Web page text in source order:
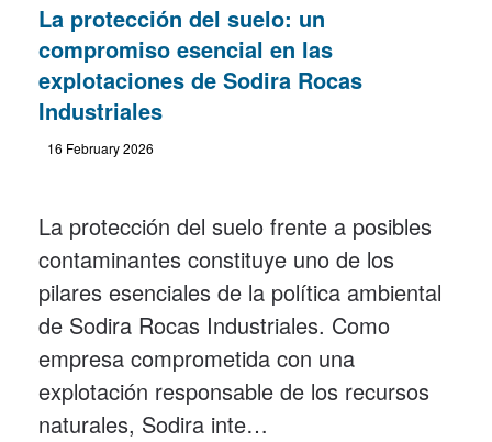
La protección del suelo: un
compromiso esencial en las
explotaciones de Sodira Rocas
Industriales
16 February 2026
La protección del suelo frente a posibles
contaminantes constituye uno de los
pilares esenciales de la política ambiental
de Sodira Rocas Industriales. Como
empresa comprometida con una
explotación responsable de los recursos
naturales, Sodira inte…